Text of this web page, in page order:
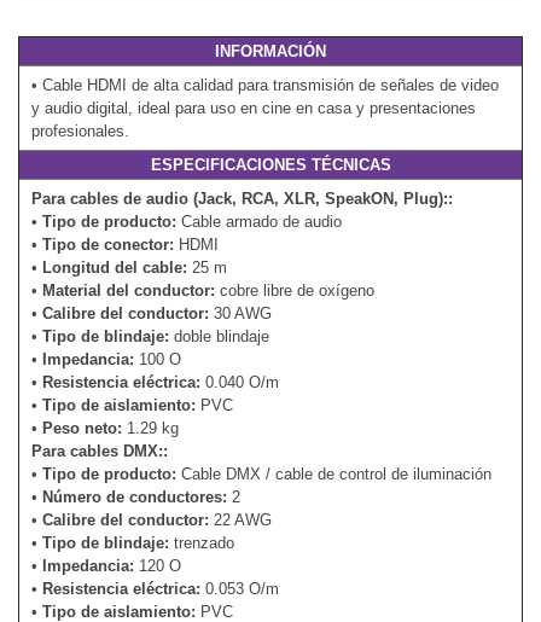
INFORMACIÓN
• Cable HDMI de alta calidad para transmisión de señales de video
y audio digital, ideal para uso en cine en casa y presentaciones
profesionales.
ESPECIFICACIONES TÉCNICAS
Para cables de audio (Jack, RCA, XLR, SpeakON, Plug)::
• Tipo de producto: Cable armado de audio
• Tipo de conector: HDMI
• Longitud del cable: 25 m
• Material del conductor: cobre libre de oxígeno
• Calibre del conductor: 30 AWG
• Tipo de blindaje: doble blindaje
•
Impedancia: 100 O
• Resistencia eléctrica: 0.040 O/m
• Tipo de aislamiento: PVC
• Peso neto: 1.29 kg
Para cables DMX::
• Tipo de producto: Cable DMX / cable de control de iluminación
• Número de conductores: 2
• Calibre del conductor: 22 AWG
• Tipo de blindaje: trenzado
•
Impedancia: 120 O
• Resistencia eléctrica: 0.053 O/m
• Tipo de aislamiento: PVC